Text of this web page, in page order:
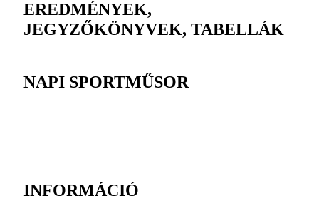
EREDMÉNYEK,
JEGYZŐKÖNYVEK, TABELLÁK
NAPI SPORTMŰSOR
INFORMÁCIÓ